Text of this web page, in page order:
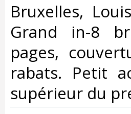
‎Bruxelles,
Grand in-8
pages,
rabats. Petit
supérieur du